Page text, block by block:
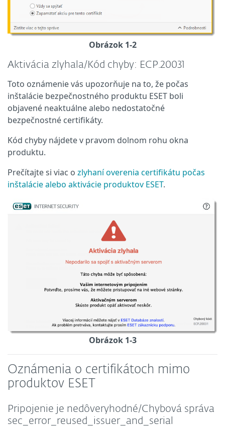
Obrázok 1-2
Aktivácia zlyhala/Kód chyby: ECP.20031
Toto oznámenie vás upozorňuje na to, že počas
inštalácie bezpečnostného produktu ESET boli
objavené neaktuálne alebo nedostatočné
bezpečnostné certifikáty.
Kód chyby nájdete v pravom dolnom rohu okna
produktu.
Prečítajte si viac o zlyhaní overenia certifikátu počas
inštalácie alebo aktivácie produktov ESET.
Obrázok 1-3
Oznámenia o certifikátoch mimo
produktov ESET
Pripojenie je nedôveryhodné/Chybová správa
sec_error_reused_issuer_and_serial